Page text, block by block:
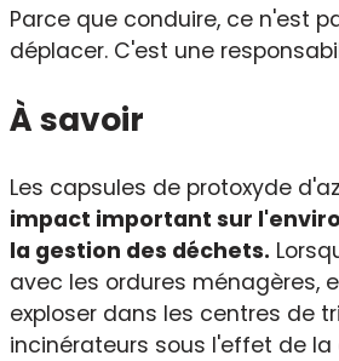
Parce que conduire, ce n'est
déplacer. C'est une
À savoir
Les capsules de protoxyde
impact important sur
la gestion des déchets.
avec les ordures ménagères,
exploser dans les centres de
incinérateurs sous l'effet de la